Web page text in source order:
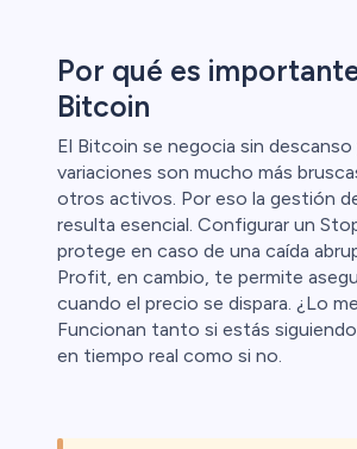
Por qué es
Bitcoin
El Bitcoin se negocia sin descanso
variaciones son mucho más
otros activos. Por eso la gestión
resulta esencial. Configurar un
protege en caso de una caída
Profit, en cambio, te permite
cuando el precio se dispara. ¿Lo
Funcionan tanto si estás
en tiempo real como si no.